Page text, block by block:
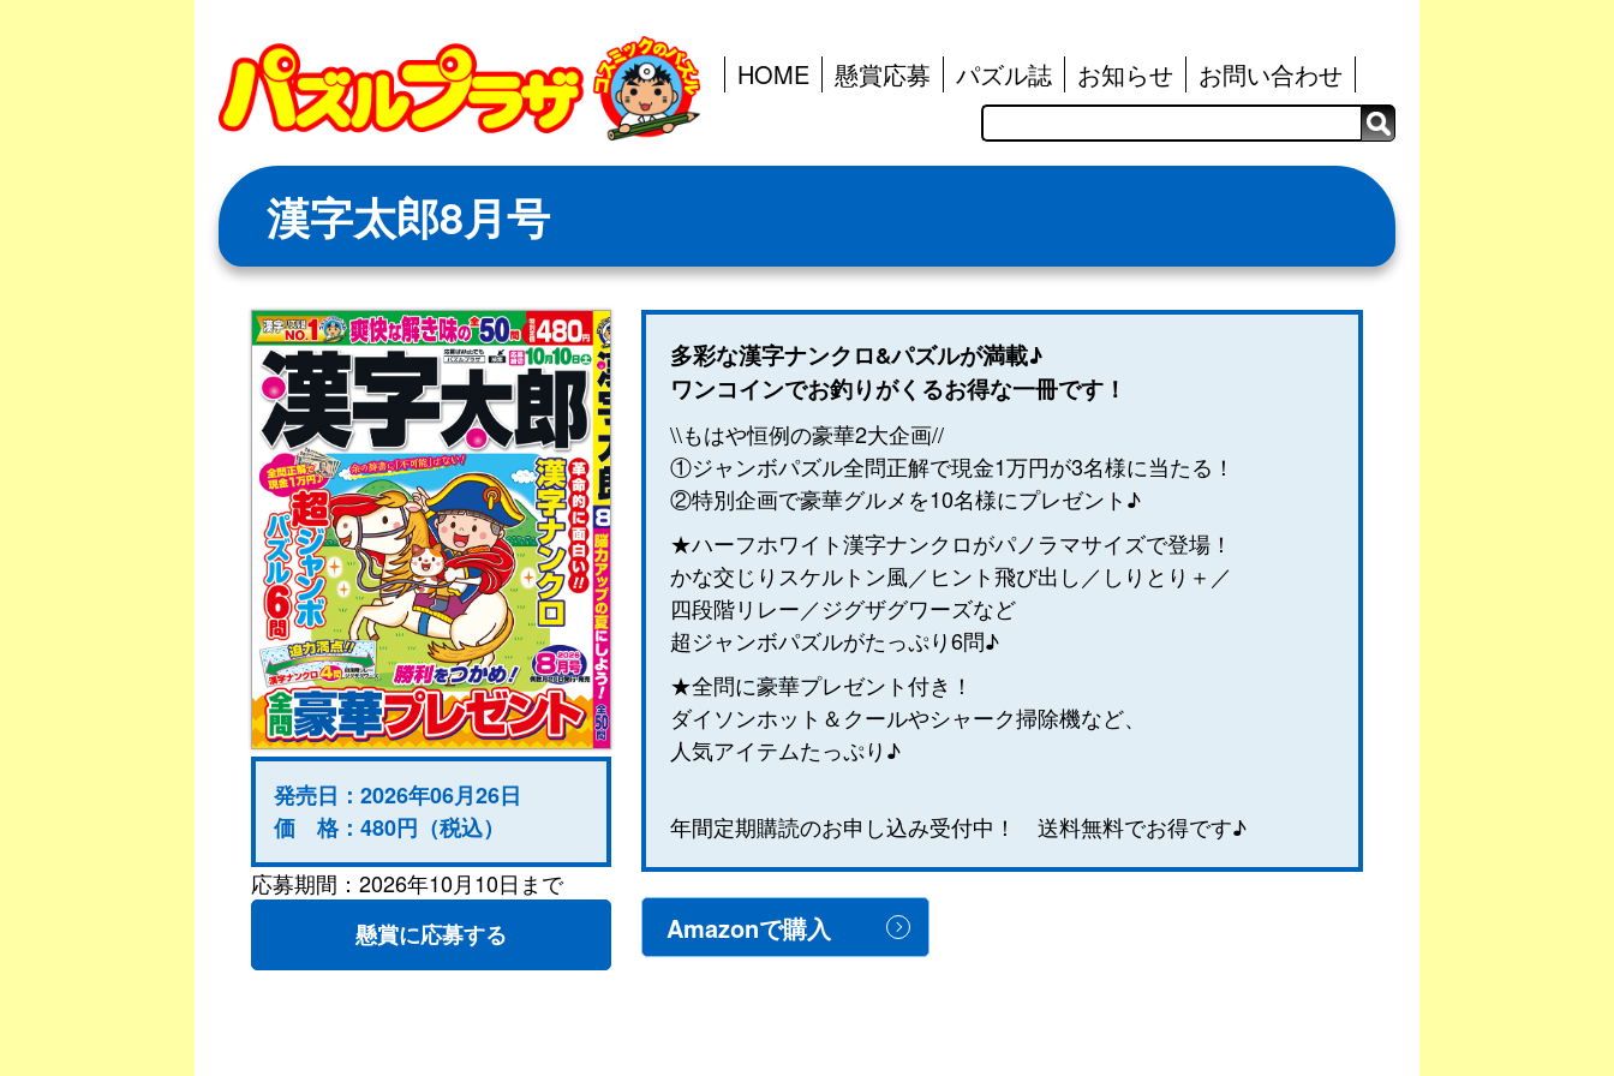
Skip
to
content
HOME 懸賞応募 パズル誌 お知らせ お問い合わせ
漢字太郎8月号
発売日：2026年06月26日
価 格：480円（税込）
応募期間：2026年10月10日まで
懸賞に応募する
多彩な漢字ナンクロ&パズルが満載♪
ワンコインでお釣りがくるお得な一冊です！
\\もはや恒例の豪華2大企画//
①ジャンボパズル全問正解で現金1万円が3名様に当たる！
②特別企画で豪華グルメを10名様にプレゼント♪
★ハーフホワイト漢字ナンクロがパノラマサイズで登場！
かな交じりスケルトン風／ヒント飛び出し／しりとり＋／
四段階リレー／ジグザグワーズなど
超ジャンボパズルがたっぷり6問♪
★全問に豪華プレゼント付き！
ダイソンホット＆クールやシャーク掃除機など、
人気アイテムたっぷり♪
年間定期購読のお申し込み受付中！ 送料無料でお得です♪
Amazonで購入